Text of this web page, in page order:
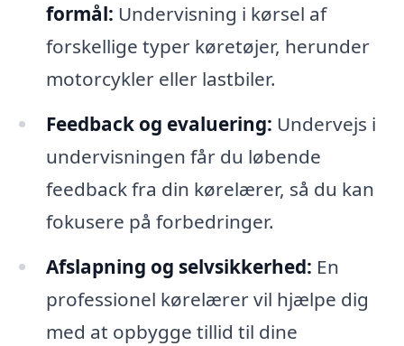
formål: Undervisning i kørsel af
forskellige typer køretøjer, herunder
motorcykler eller lastbiler.
Feedback og evaluering: Undervejs i
undervisningen får du løbende
feedback fra din kørelærer, så du kan
fokusere på forbedringer.
Afslapning og selvsikkerhed: En
professionel kørelærer vil hjælpe dig
med at opbygge tillid til dine